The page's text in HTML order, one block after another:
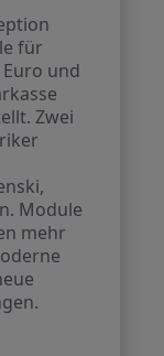
für
und
Zwei
Module
mehr